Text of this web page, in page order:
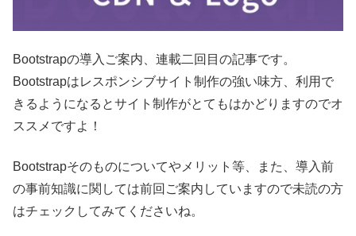
Bootstrapの導入ご案内、連載二回目の記事です。
Bootstrapはレスポンシブサイト制作の強い味方、利用で
きるようになるとサイト制作がとてもはかどりますのでオ
ススメですよ！
Bootstrapそのものについてやメリット等、また、導入前
の事前知識に関しては前回ご案内していますので未読の方
はチェックしてみてくださいね。